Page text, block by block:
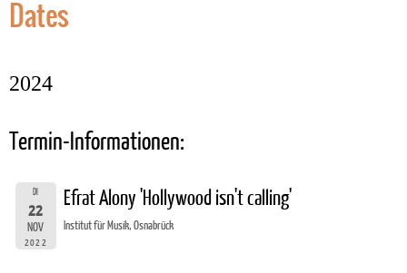
Dates
2024
Termin-Informationen:
DI
22
NOV
2022
Efrat Alony 'Hollywood isn't calling'
Institut für Musik, Osnabrück